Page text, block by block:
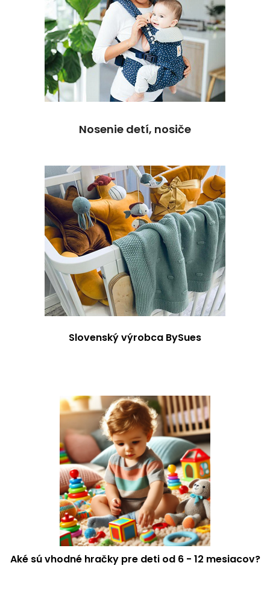
Nosenie detí, nosiče
Slovenský výrobca BySues
Aké sú vhodné hračky pre deti od 6 - 12 mesiacov?